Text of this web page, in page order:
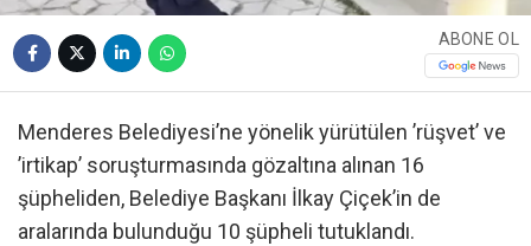
ABONE OL
Menderes Belediyesi’ne yönelik yürütülen ’rüşvet’ ve
’irtikap’ soruşturmasında gözaltına alınan 16
şüpheliden, Belediye Başkanı İlkay Çiçek’in de
aralarında bulunduğu 10 şüpheli tutuklandı.